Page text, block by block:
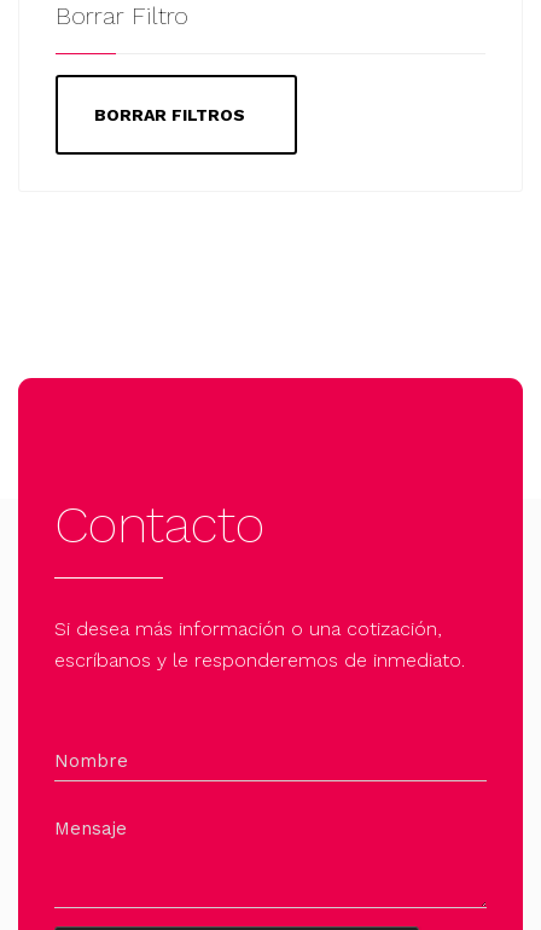
Borrar Filtro
BORRAR FILTROS
Contacto
Si desea más información o una cotización,
escríbanos y le responderemos de inmediato.
Nombre
Mensaje